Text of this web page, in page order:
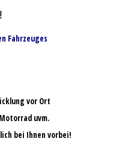
Fahrzeuges
vor Ort
uvm.
bei Ihnen vorbei!